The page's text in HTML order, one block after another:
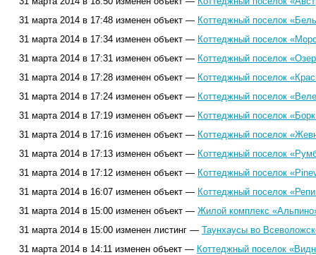
31 марта 2014 в 17:48 изменен объект — Коттеджный поселок
31 марта 2014 в 17:34 изменен объект — Коттеджный поселок
31 марта 2014 в 17:31 изменен объект — Коттеджный поселок
31 марта 2014 в 17:28 изменен объект — Коттеджный поселок
31 марта 2014 в 17:24 изменен объект — Коттеджный поселок
31 марта 2014 в 17:19 изменен объект — Коттеджный поселок
31 марта 2014 в 17:16 изменен объект — Коттеджный поселок
31 марта 2014 в 17:13 изменен объект — Коттеджный поселок
31 марта 2014 в 17:12 изменен объект — Коттеджный поселок
31 марта 2014 в 16:07 изменен объект — Коттеджный поселок
31 марта 2014 в 15:00 изменен объект — Жилой комплекс
31 марта 2014 в 15:00 изменен листинг — Таунхаусы во
31 марта 2014 в 14:11 изменен объект — Коттеджный поселок